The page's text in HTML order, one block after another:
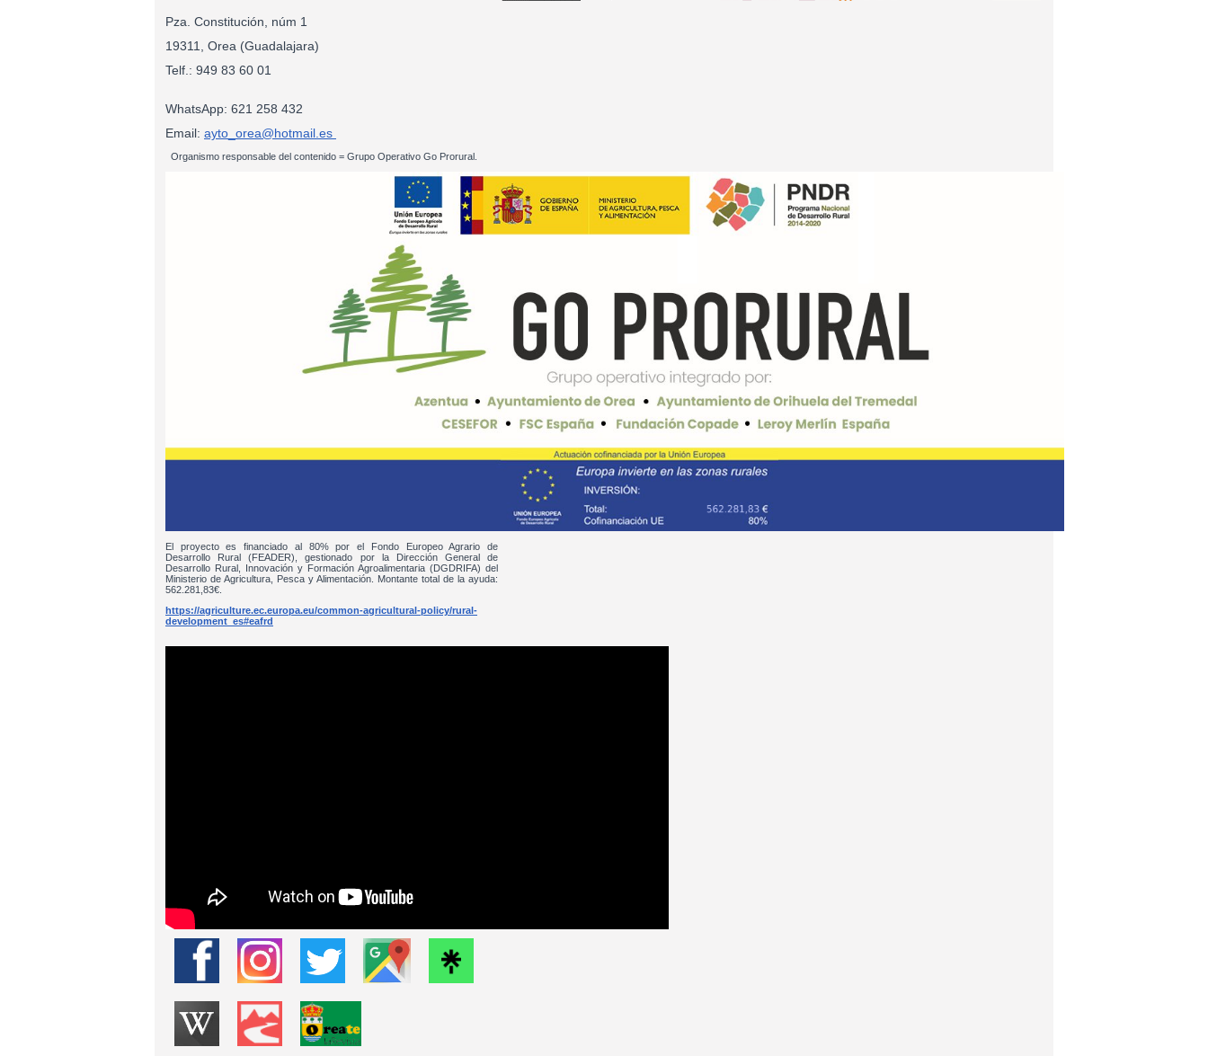
Pza. Constitución, núm 1
19311, Orea (Guadalajara)
Telf.: 949 83 60 01
WhatsApp: 621 258 432
Email: ayto_orea@hotmail.es
Organismo responsable del contenido = Grupo Operativo Go Prorural.
El proyecto es financiado al 80% por el Fondo Europeo Agrario de
Desarrollo Rural (FEADER), gestionado por la Dirección General de
Desarrollo Rural, Innovación y Formación Agroalimentaria (DGDRIFA) del
Ministerio de Agricultura, Pesca y Alimentación. Montante total de la ayuda:
562.281,83€.
https://agriculture.ec.europa.eu/common-agricultural-policy/rural-
development_es#eafrd